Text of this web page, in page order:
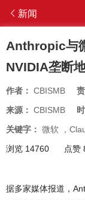
新闻
Anthropic与
NVIDIA垄断
作者： CBISMB
来源： CBISMB
关键字： 微软 ，
浏览 14760
点赞
据多家媒体报道，